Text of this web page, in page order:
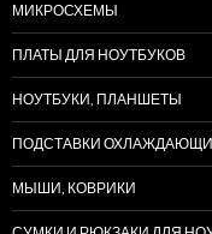
МИКРОСХЕМЫ
ПЛАТЫ ДЛЯ НОУТБУКОВ
НОУТБУКИ, ПЛАНШЕТЫ
ПОДСТАВКИ
МЫШИ, КОВРИКИ